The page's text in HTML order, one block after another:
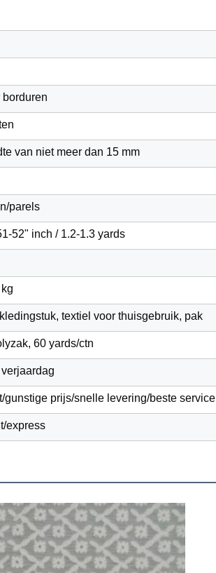
borduren
van niet meer dan 15 mm
parels
52" inch / 1.2-1.3 yards
textiel voor thuisgebruik, pak
60 yards/ctn
gunstige prijs/snelle levering/beste service
express